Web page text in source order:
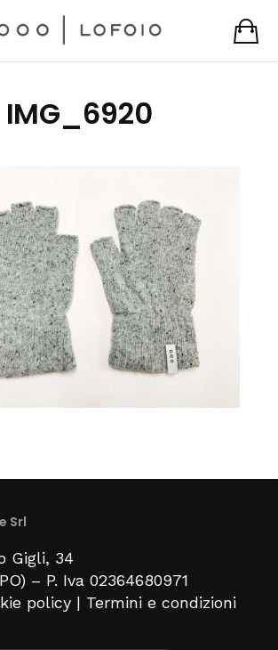
IMG_6920
Srl
Gigli, 34
– P. Iva 02364680971
policy | Termini e condizioni